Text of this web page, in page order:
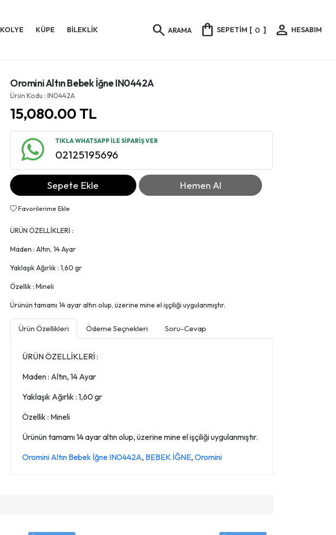
KOLYE KÜPE BİLEKLİK search ARAMA shopping_bag SEPETİM [ 0 ] person HESABIM
Oromini Altın Bebek İğne IN0442A
Ürün Kodu : IN0442A
15,080.00TL
TIKLA WHATSAPP İLE SİPARİŞ VER
02125195696
Sepete Ekle Hemen Al
Favorilerime Ekle
ÜRÜN ÖZELLİKLERİ :
Maden : Altın, 14 Ayar
Yaklaşık Ağırlık : 1,60 gr
Özellik : Mineli
Ürünün tamamı 14 ayar altın olup, üzerine mine el işçiliği uygulanmıştır.
Ürün Özellikleri Ödeme Seçnekleri Soru-Cevap
ÜRÜN ÖZELLİKLERİ :
Maden : Altın, 14 Ayar
Yaklaşık Ağırlık : 1,60 gr
Özellik : Mineli
Ürünün tamamı 14 ayar altın olup, üzerine mine el işçiliği uygulanmıştır.
Oromini Altın Bebek İğne IN0442A, BEBEK İĞNE, Oromini